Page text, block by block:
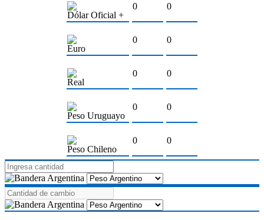
Dólar Oficial +
0 0
Euro
0 0
Real
0 0
Peso Uruguayo
0 0
Peso Chileno
0 0